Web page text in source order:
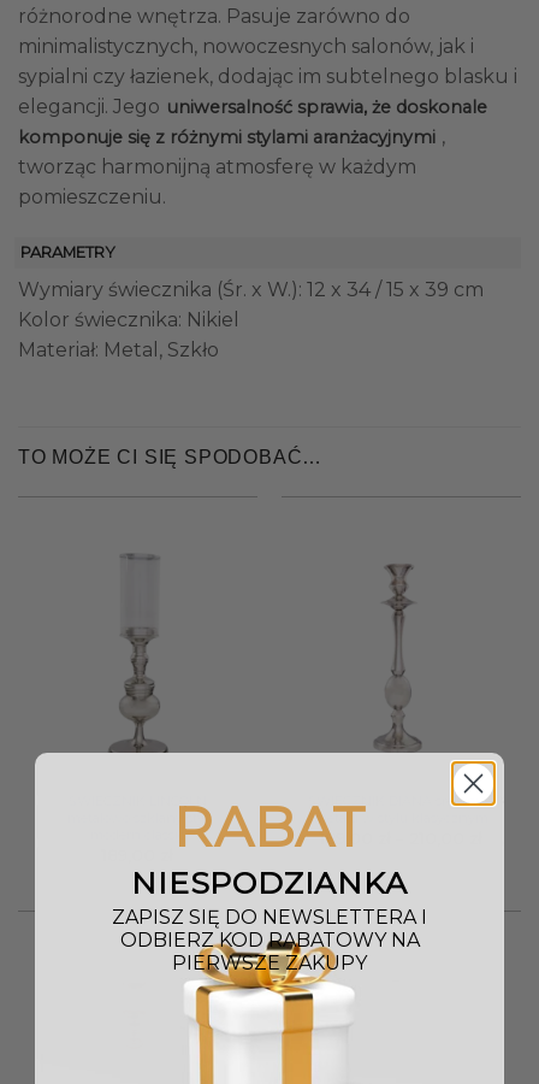
różnorodne wnętrza. Pasuje zarówno do
minimalistycznych, nowoczesnych salonów, jak i
sypialni czy łazienek, dodając im subtelnego blasku i
elegancji. Jego uniwersalność sprawia, że doskonale
komponuje się z różnymi stylami aranżacyjnymi ,
tworząc harmonijną atmosferę w każdym
pomieszczeniu.
PARAMETRY
Wymiary świecznika (Śr. x W.): 12 x 34 / 15 x 39 cm
Kolor świecznika: Nikiel
Materiał: Metal, Szkło
TO MOŻE CI SIĘ SPODOBAĆ…
metalowo szklany styl
ŚWIECZNIK DIANA srebrny z
metalu w stylu klasycznym
189,00
210,00
RABAT
NIESPODZIANKA
ZAPISZ SIĘ DO NEWSLETTERA I
ODBIERZ KOD RABATOWY NA
PIERWSZE ZAKUPY